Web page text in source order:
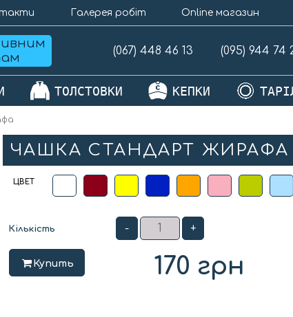
Галерея робіт Online магазин
(067) 448 46 13 (095) 944 74
ТОЛСТОВКИ КЕПКИ
ЧАШКА СТАНДАРТ ЖИРАФА
ЦВЕТ
Кількість - +
Купить 170 грн